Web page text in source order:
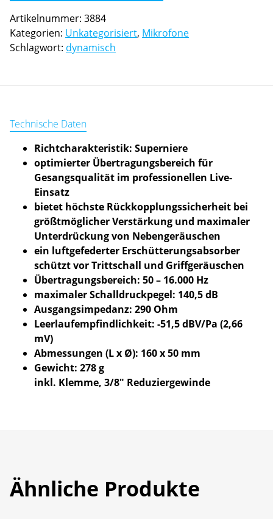
Artikelnummer: 3884
Kategorien: Unkategorisiert, Mikrofone
Schlagwort: dynamisch
Technische Daten
Richtcharakteristik: Superniere
optimierter Übertragungsbereich für
Gesangsqualität im professionellen Live-
Einsatz
bietet höchste Rückkopplungssicherheit bei
größtmöglicher Verstärkung und maximaler
Unterdrückung von Nebengeräuschen
ein luftgefederter Erschütterungsabsorber
schützt vor Trittschall und Griffgeräuschen
Übertragungsbereich: 50 – 16.000 Hz
maximaler Schalldruckpegel: 140,5 dB
Ausgangsimpedanz: 290 Ohm
Leerlaufempfindlichkeit: -51,5 dBV/Pa (2,66
mV)
Abmessungen (L x Ø): 160 x 50 mm
Gewicht: 278 g
inkl. Klemme, 3/8″ Reduziergewinde
Ähnliche Produkte